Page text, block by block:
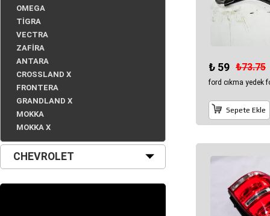
OMEGA
TİGRA
VECTRA
ZAFİRA
ANTARA
CROSSLAND X
FRONTERA
GRANDLAND X
MOKKA
MOKKA X
CHEVROLET
₺ 59 ₺73.75
ford cıkma yedek
Sepete Ekle